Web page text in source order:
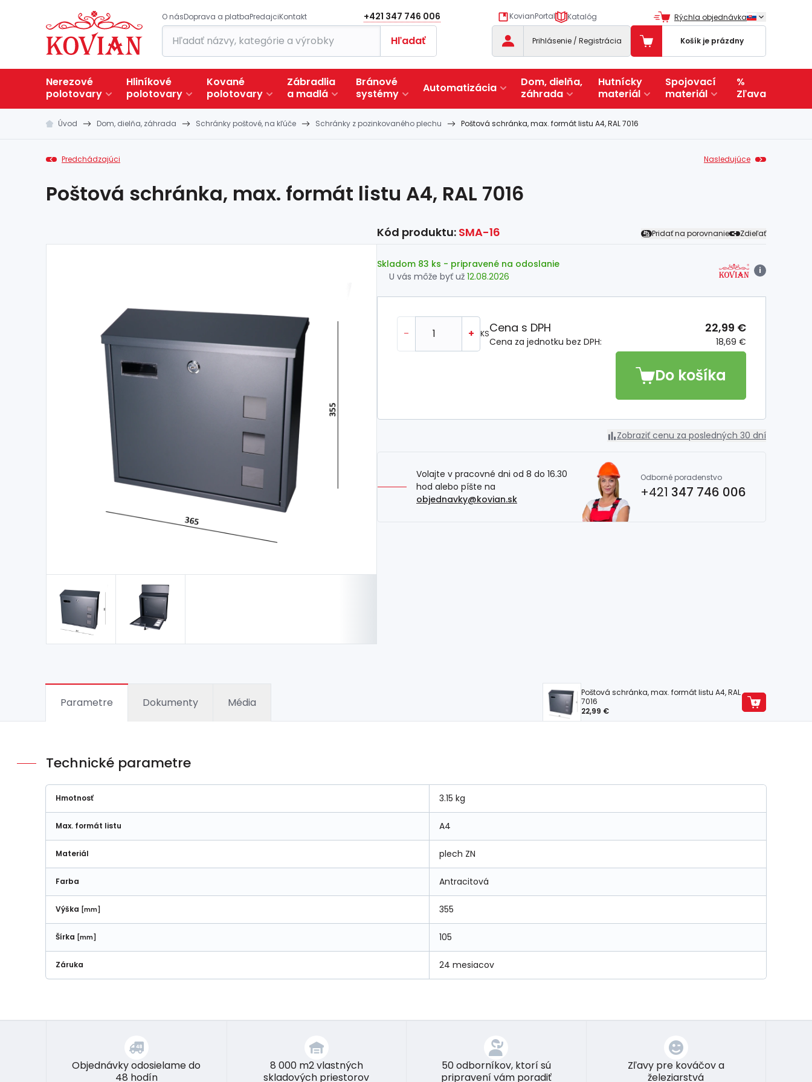
O násDoprava a platbaPredajciKontakt +421 347 746 006 KovianPortal Katalóg Rýchla objednávka
Hľadať Prihlásenie / Registrácia Košík je prázdny
Nerezové
polotovary
Hliníkové
polotovary
Kované
polotovary
Zábradlia
a madlá
Bránové
systémy
Automatizácia
Dom, dielňa,
záhrada
Hutnícky
materiál
Spojovací
materiál
%
Zľava
Úvod Dom, dielňa, záhrada Schránky poštové, na kľúče Schránky z pozinkovaného plechu Poštová schránka, max. formát listu A4, RAL 7016
Predchádzajúci Nasledujúce
Poštová schránka, max. formát listu A4, RAL 7016
Kód produktu: SMA-16 Pridať na porovnanie Zdieľať
Skladom 83 ks - pripravené na odoslanie
U vás môže byť už 12.08.2026
i
- + KS
Cena za jednotku bez DPH: 18,69 €
Cena s DPH 22,99 €
Do košíka
Zobraziť cenu za posledných 30 dní
Volajte v pracovné dni od 8 do 16.30
hod alebo píšte na
objednavky@kovian.sk
Odborné poradenstvo
+421 347 746 006
Parametre Dokumenty Média
Poštová schránka, max. formát listu A4, RAL
7016
22,99 €
Technické parametre
Hmotnosť 3.15 kg
Max. formát listu A4
Materiál plech ZN
Farba Antracitová
Výška [mm] 355
Šírka [mm] 105
Záruka 24 mesiacov
Objednávky odosielame do
48 hodín
8 000 m2 vlastných
skladových priestorov
50 odborníkov, ktorí sú
pripravení vám poradiť
Zľavy pre kováčov a
železiarstvá